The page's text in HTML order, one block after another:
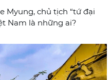
Myung, chủ tịch “tứ đại
Nam là những ai?